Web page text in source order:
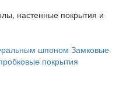
настенные покрытия и
шпоном Замковые
покрытия